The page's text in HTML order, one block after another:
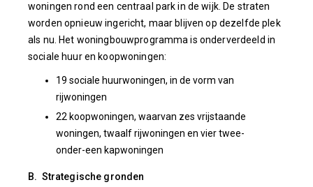
woningen rond een centraal park in de wijk. De straten
worden opnieuw ingericht, maar blijven op dezelfde plek
als nu. Het woningbouwprogramma is onderverdeeld in
sociale huur en koopwoningen:
19 sociale huurwoningen, in de vorm van
rijwoningen
22 koopwoningen, waarvan zes vrijstaande
woningen, twaalf rijwoningen en vier twee-
onder-een kapwoningen
B. Strategische gronden